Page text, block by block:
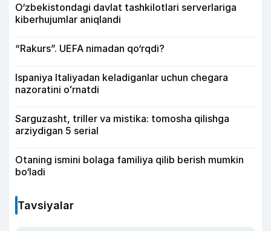
O‘zbekistondagi davlat tashkilotlari serverlariga
kiberhujumlar aniqlandi
“Rakurs”. UEFA nimadan qo‘rqdi?
Ispaniya Italiyadan keladiganlar uchun chegara
nazoratini oʻrnatdi
Sarguzasht, triller va mistika: tomosha qilishga
arziydigan 5 serial
Otaning ismini bolaga familiya qilib berish mumkin
bo‘ladi
Tavsiyalar